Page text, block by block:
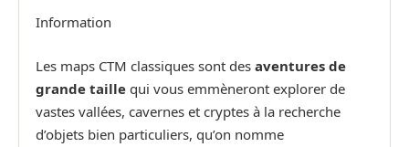
Information
Les maps CTM classiques sont des aventures de
grande taille qui vous emmèneront explorer de
vastes vallées, cavernes et cryptes à la recherche
d’objets bien particuliers, qu’on nomme